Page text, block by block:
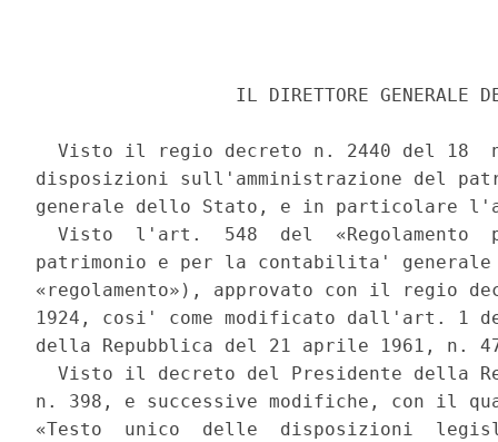
IL DIRETTORE GENERALE
Visto il regio decreto n. 2440 del 18
disposizioni sull'amministrazione del
generale dello Stato, e in particolare
Visto  l'art.  548  del  «Regolamento
patrimonio e per la contabilita'
«regolamento»), approvato con il regio
1924, cosi' come modificato dall'art. 1
della Repubblica del 21 aprile 1961, n.
Visto il decreto del Presidente della
n. 398, e successive modifiche, con il
«Testo  unico  delle  disposizioni